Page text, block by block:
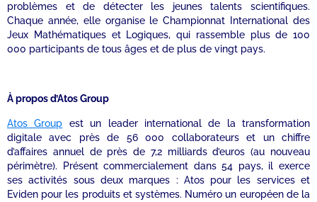
problèmes et de détecter les jeunes talents scientifiques.
Chaque année, elle organise le Championnat International des
Jeux Mathématiques et Logiques, qui rassemble plus de 100
000 participants de tous âges et de plus de vingt pays.
À propos d’Atos Group
Atos Group est un leader international de la transformation
digitale avec près de 56 000 collaborateurs et un chiffre
d’affaires annuel de près de 7,2 milliards d’euros (au nouveau
périmètre). Présent commercialement dans 54 pays, il exerce
ses activités sous deux marques : Atos pour les services et
Eviden pour les produits et systèmes. Numéro un européen de la